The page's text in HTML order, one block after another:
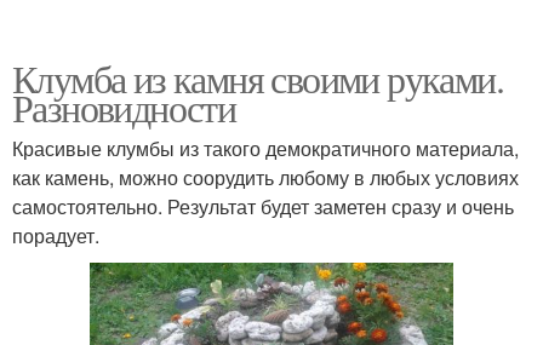
Клумба из камня своими руками.
Разновидности
Красивые клумбы из такого демократичного материала,
как камень, можно соорудить любому в любых условиях
самостоятельно. Результат будет заметен сразу и очень
порадует.